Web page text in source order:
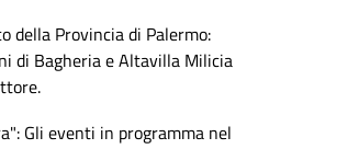
della Provincia di Palermo:
di Bagheria e Altavilla Milicia
Gli eventi in programma nel